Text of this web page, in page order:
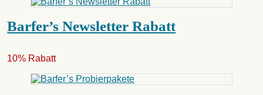
Barfer’s Newsletter Rabatt
10% Rabatt